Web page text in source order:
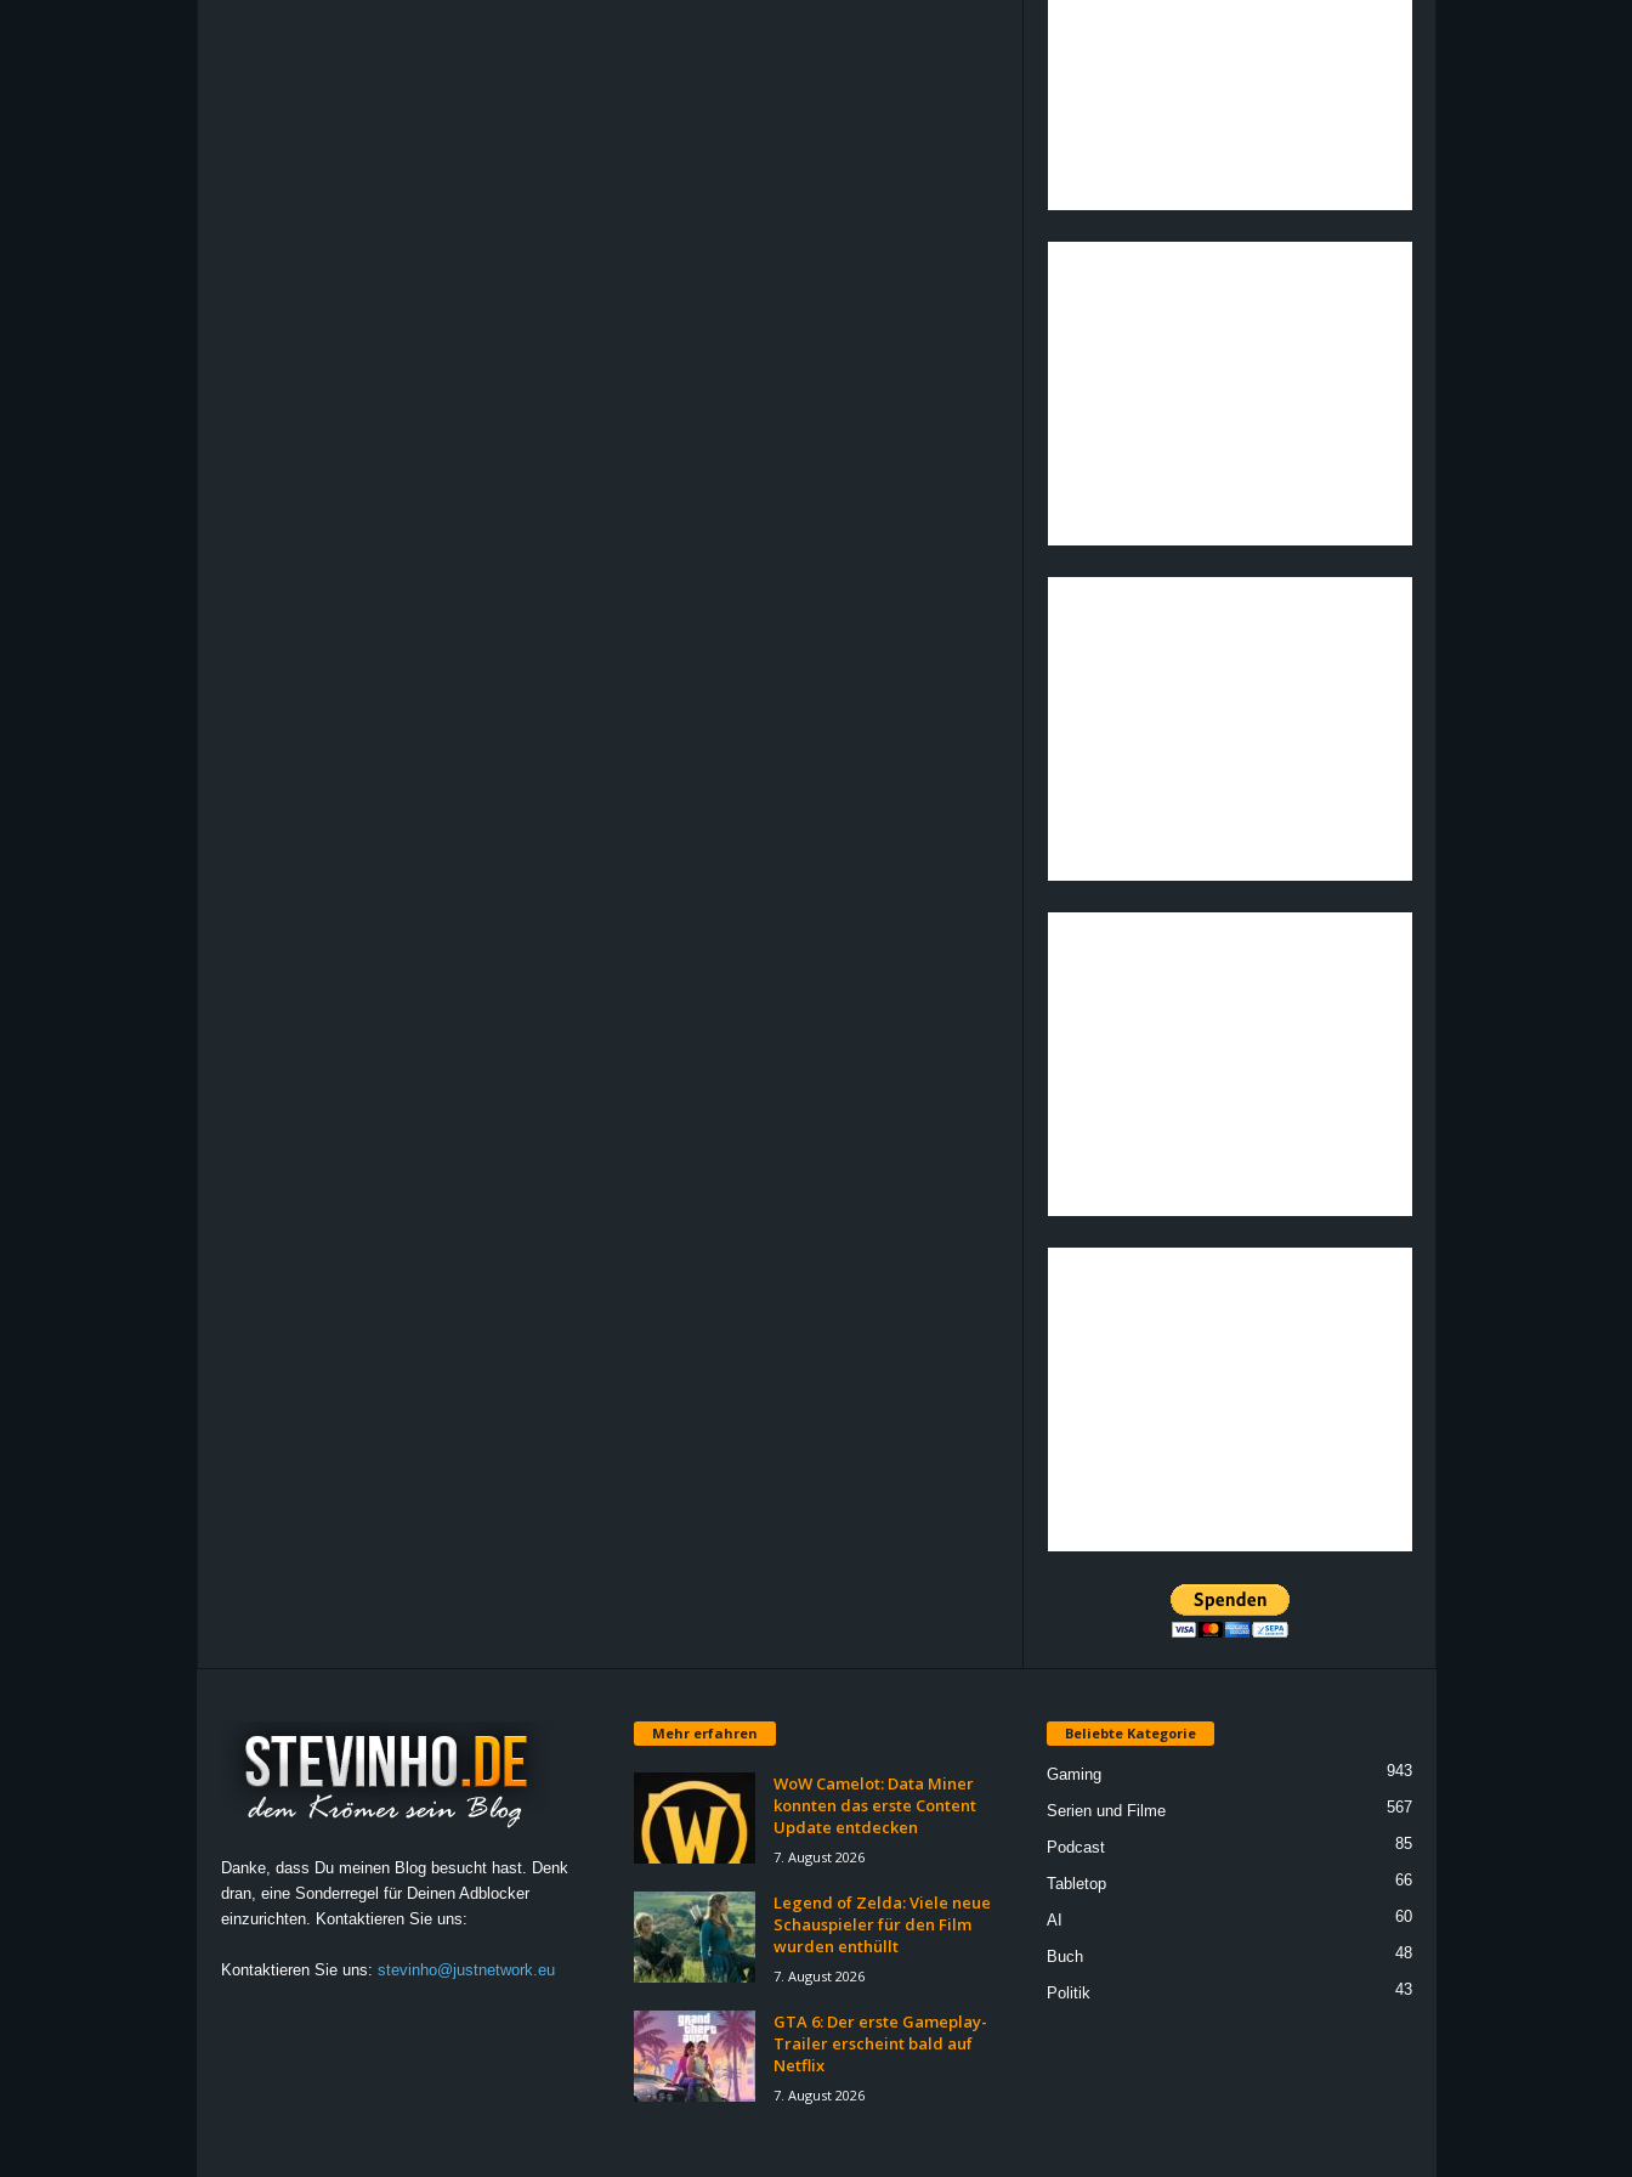
Danke, dass Du meinen Blog besucht hast. Denk
dran, eine Sonderregel für Deinen Adblocker
einzurichten. Kontaktieren Sie uns:
Kontaktieren Sie uns: stevinho@justnetwork.eu
Mehr erfahren
WoW Camelot: Data Miner
konnten das erste Content
Update entdecken
7. August 2026
Legend of Zelda: Viele neue
Schauspieler für den Film
wurden enthüllt
7. August 2026
GTA 6: Der erste Gameplay-
Trailer erscheint bald auf
Netflix
7. August 2026
Beliebte Kategorie
Gaming 943
Serien und Filme 567
Podcast 85
Tabletop 66
AI 60
Buch 48
Politik 43